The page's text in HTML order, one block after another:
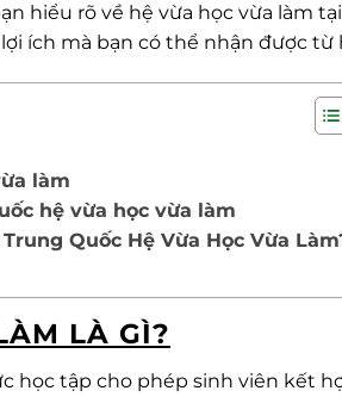
hiểu rõ về hệ vừa học vừa làm
ích mà bạn có thể nhận được từ
làm
hệ vừa học vừa làm
Quốc Hệ Vừa Học Vừa
LÀ GÌ?
học tập cho phép sinh viên kết